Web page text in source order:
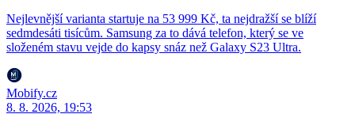
Nejlevnější varianta startuje na 53 999 Kč, ta nejdražší se blíží
sedmdesáti tisícům. Samsung za to dává telefon, který se ve
složeném stavu vejde do kapsy snáz než Galaxy S23 Ultra.
Mobify.cz
8. 8. 2026, 19:53